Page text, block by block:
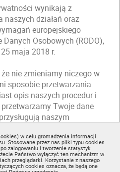
w celu gromadzenia informacji
Stosowane przez nas pliki typu cookies
zalogowaniu i tworzenie statystyk
Państwo wyłączyć ten mechanizm w
przeglądarki. Korzystanie z naszego
cookies oznacza, że będą one
wynikają z
działań oraz
europejskiego
Osobowych (RODO),
maja 2018 r.
nie zmieniamy niczego w
sposobie przetwarzania
opis naszych procedur i
Twoje dane
naszym
się ze zmienionąPolityką